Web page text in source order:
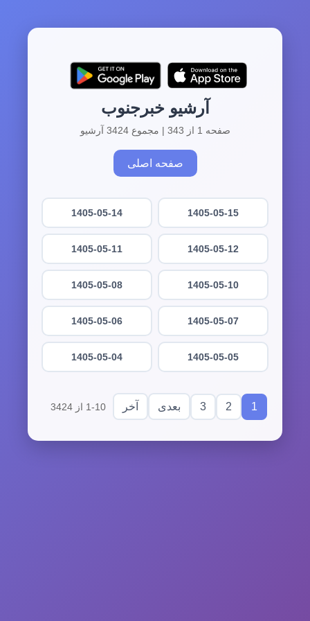
آرشیو خبرجنوب
صفحه 1 از 343 | مجموع 3424 آرشیو
صفحه اصلی
1405-05-15
1405-05-14
1405-05-12
1405-05-11
1405-05-10
1405-05-08
1405-05-07
1405-05-06
1405-05-05
1405-05-04
1
2
3 بعدی آخر 1-10 از 3424